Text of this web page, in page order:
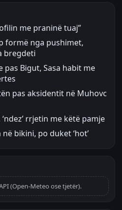
me praninë tuaj”
formë nga pushimet,
bregdeti
pas Bigut, Sasa habit me
pas aksidentit në Muhovc
rrjetin me këtë pamje
bikini, po duket ‘hot’
(Open-Meteo ose tjetër).